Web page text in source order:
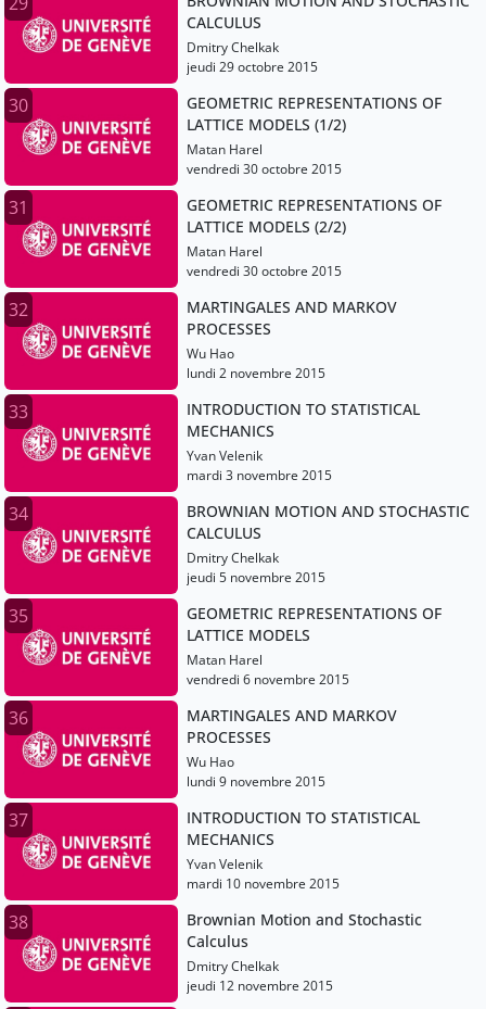
CALCULUS
Dmitry Chelkak
jeudi 29 octobre 2015
30
GEOMETRIC REPRESENTATIONS OF
LATTICE MODELS (1/2)
Matan Harel
vendredi 30 octobre 2015
31
GEOMETRIC REPRESENTATIONS OF
LATTICE MODELS (2/2)
Matan Harel
vendredi 30 octobre 2015
32
MARTINGALES AND MARKOV
PROCESSES
Wu Hao
lundi 2 novembre 2015
33
INTRODUCTION TO STATISTICAL
MECHANICS
Yvan Velenik
mardi 3 novembre 2015
34
BROWNIAN MOTION AND STOCHASTIC
CALCULUS
Dmitry Chelkak
jeudi 5 novembre 2015
35
GEOMETRIC REPRESENTATIONS OF
LATTICE MODELS
Matan Harel
vendredi 6 novembre 2015
36
MARTINGALES AND MARKOV
PROCESSES
Wu Hao
lundi 9 novembre 2015
37
INTRODUCTION TO STATISTICAL
MECHANICS
Yvan Velenik
mardi 10 novembre 2015
38
Brownian Motion and Stochastic
Calculus
Dmitry Chelkak
jeudi 12 novembre 2015